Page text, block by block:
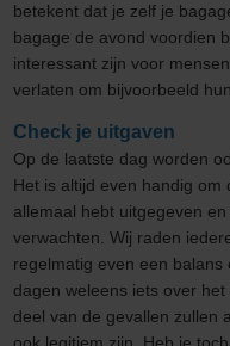
betekent dat je zelf je
bagage de avond voordien
interessant zijn voor
verlaten om bijvoorbeeld
Check je uitgaven
Op de laatste dag worden
Het is altijd even handig
allemaal hebt uitgegeven
verwachten. Wij raden
regelmatig even een
dagen weleens iets over
deel van de gevallen zullen